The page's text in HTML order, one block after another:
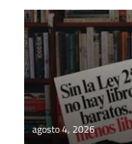
agosto 4, 2026